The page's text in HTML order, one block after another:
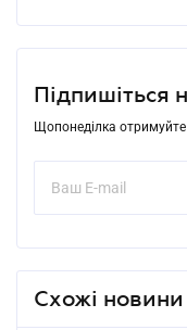
Підпишіться
Щопонеділка отримуйте
Схожі новини